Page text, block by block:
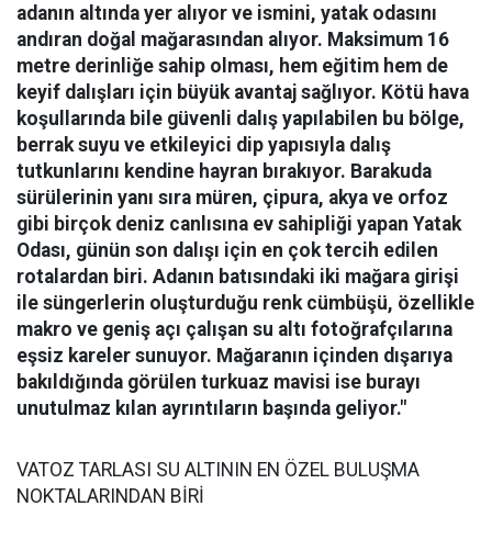
adanın altında yer alıyor ve ismini, yatak odasını
andıran doğal mağarasından alıyor. Maksimum 16
metre derinliğe sahip olması, hem eğitim hem de
keyif dalışları için büyük avantaj sağlıyor. Kötü hava
koşullarında bile güvenli dalış yapılabilen bu bölge,
berrak suyu ve etkileyici dip yapısıyla dalış
tutkunlarını kendine hayran bırakıyor. Barakuda
sürülerinin yanı sıra müren, çipura, akya ve orfoz
gibi birçok deniz canlısına ev sahipliği yapan Yatak
Odası, günün son dalışı için en çok tercih edilen
rotalardan biri. Adanın batısındaki iki mağara girişi
ile süngerlerin oluşturduğu renk cümbüşü, özellikle
makro ve geniş açı çalışan su altı fotoğrafçılarına
eşsiz kareler sunuyor. Mağaranın içinden dışarıya
bakıldığında görülen turkuaz mavisi ise burayı
unutulmaz kılan ayrıntıların başında geliyor."
VATOZ TARLASI SU ALTININ EN ÖZEL BULUŞMA
NOKTALARINDAN BİRİ